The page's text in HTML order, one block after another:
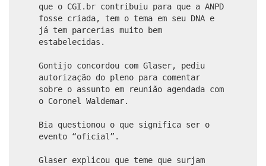
que o CGI.br contribuiu para que a ANPD
fosse criada, tem o tema em seu DNA e
já tem parcerias muito bem
estabelecidas.
Gontijo concordou com Glaser, pediu
autorização do pleno para comentar
sobre o assunto em reunião agendada com
o Coronel Waldemar.
Bia questionou o que significa ser o
evento “oficial”.
Glaser explicou que teme que surjam